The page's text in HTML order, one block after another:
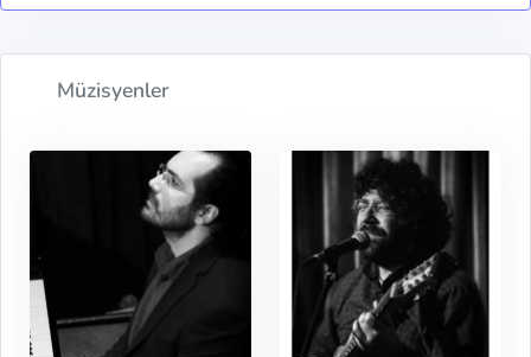
Müzisyenler